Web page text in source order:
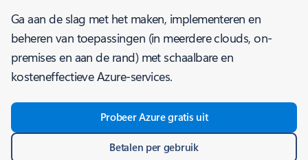
Ga aan de slag met het maken, implementeren en
beheren van toepassingen (in meerdere clouds, on-
premises en aan de rand) met schaalbare en
kosteneffectieve Azure-services.
Probeer Azure gratis uit
Betalen per gebruik